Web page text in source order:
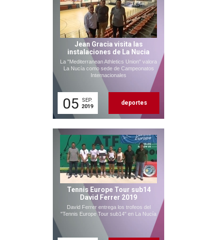
Jean Gracia visita las
instalaciones de La Nucia
La "Mediterranean Athletics Union" valora
La Nucía como sede de Campeonatos
Internacionales
05
SEP.
2019
deportes
Tennis Europe Tour sub14
David Ferrer 2019
David Ferrer entrega los trofeos del
"Tennis Europe Tour sub14" en La Nucía